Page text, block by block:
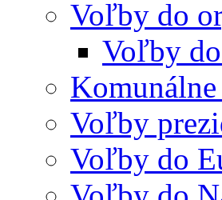
Voľby do
Voľby
Voľby
Voľby do